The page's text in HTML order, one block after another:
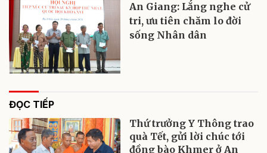
An Giang: Lắng nghe cử
tri, ưu tiên chăm lo đời
sống Nhân dân
ĐỌC TIẾP
Thứ trưởng Y Thông trao
quà Tết, gửi lời chúc tới
đồng bào Khmer ở An